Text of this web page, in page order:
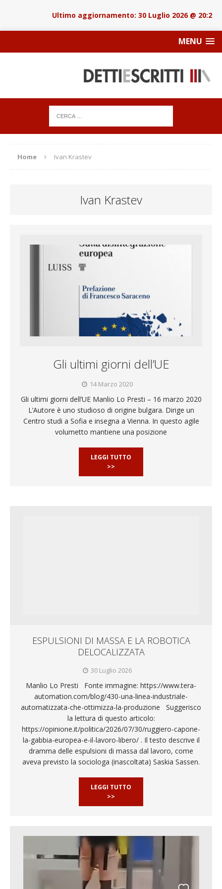
30 Luglio 2026 @ 20:22
MENU
Home Ivan Krastev
Ivan Krastev
Gli ultimi giorni dell’UE
14 Marzo 2020
Gli ultimi giorni dell’UE Manlio Lo Presti – 16 marzo 2020
L’Autore è uno studioso di origine bulgara. Dirige un
Centro studi a Sofia e insegna a Vienna. In questo agile
volumetto mantiene una posizione
LEGGI TUTTO
>>
ESPULSIONI DI MASSA E LA ROBOTICA
DELOCALIZZATA
30 Luglio 2026
Manlio Lo Presti Fonte immagine: https://www.tera-
automation.com/blog/430-una-linea-industriale-
automatizzata-che-ottimizza-la-produzione Suggerisco
la lettura di questo articolo:
https://opinione.it/politica/2026/07/30/ruggiero-capone-
la-gabbia-europea-e-il-lavoro-libero/ . Il testo descrive il
dramma delle espulsioni di massa dal lavoro, come
aveva previsto la sociologa (inascoltata) Saskia Sassen.
LEGGI TUTTO
>>